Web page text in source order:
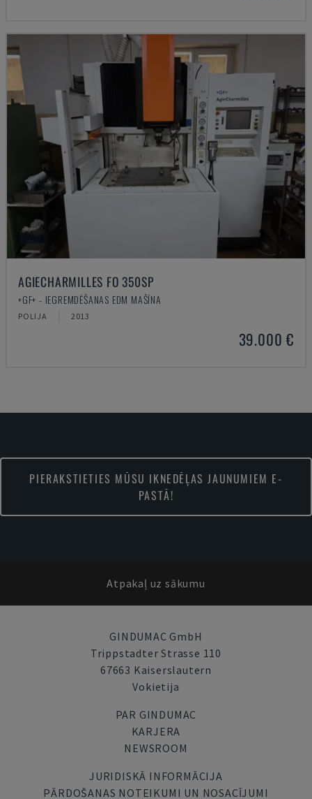
AGIECHARMILLES FO 350SP
+GF+ - IEGREMDĒŠANAS EDM MAŠĪNA
POLIJA 2013
39.000 €
PIERAKSTIETIES MŪSU IKNEDĒĻAS JAUNUMIEM E-
PASTĀ!
Atpakaļ uz sākumu
GINDUMAC GmbH
Trippstadter Strasse 110
67663 Kaiserslautern
Vokietija
PAR GINDUMAC
KARJERA
NEWSROOM
JURIDISKĀ INFORMĀCIJA
PĀRDOŠANAS NOTEIKUMI UN NOSACĪJUMI